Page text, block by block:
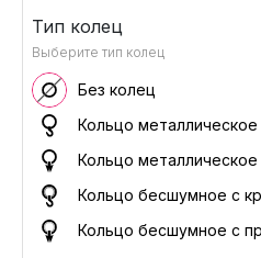
Тип колец
Выберите тип колец
Без колец
Кольцо
Кольцо
Кольцо бесшумное с
Кольцо бесшумное с